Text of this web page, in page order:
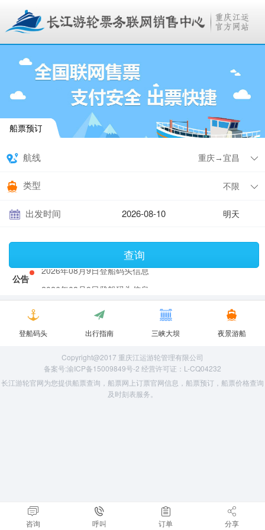
船票预订
航线
类型
出发时间 明天
查询
公告
2026年08月9日登船码头信息
2026年08月9日登船码头信息
登船码头 出行指南 三峡大坝 夜景游船
Copyright@2017 重庆江运游轮管理有限公司
备案号:渝ICP备15009849号-2 经营许可证：L-CQ04232
长江游轮官网为您提供船票查询，船票网上订票官网信息，船票预订，船票价格查询
及时刻表服务。
咨询 呼叫 订单 分享